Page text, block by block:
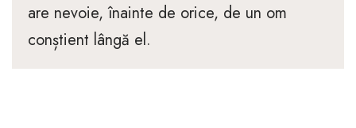
are nevoie, înainte de orice, de un om
conștient lângă el.